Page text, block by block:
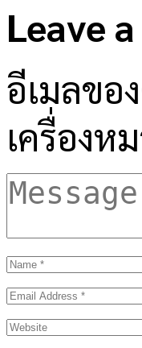
Leave
อีเมลขอ
เครื่องห